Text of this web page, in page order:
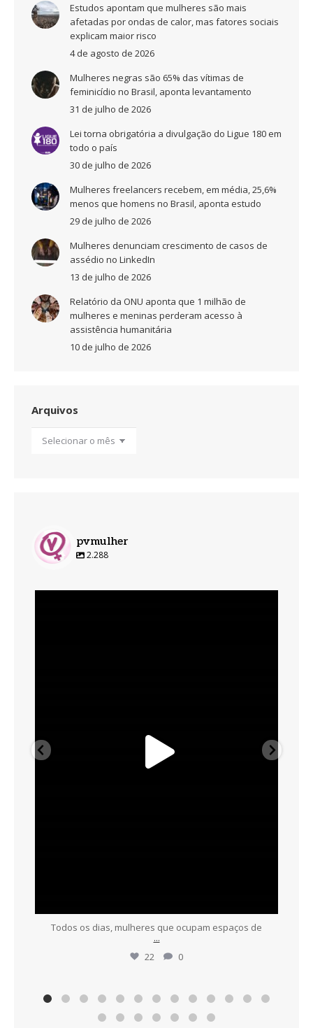
Estudos apontam que mulheres são mais
afetadas por ondas de calor, mas fatores sociais
explicam maior risco
4 de agosto de 2026
Mulheres negras são 65% das vítimas de
feminicídio no Brasil, aponta levantamento
31 de julho de 2026
Lei torna obrigatória a divulgação do Ligue 180 em
todo o país
30 de julho de 2026
Mulheres freelancers recebem, em média, 25,6%
menos que homens no Brasil, aponta estudo
29 de julho de 2026
Mulheres denunciam crescimento de casos de
assédio no LinkedIn
13 de julho de 2026
Relatório da ONU aponta que 1 milhão de
mulheres e meninas perderam acesso à
assistência humanitária
10 de julho de 2026
Arquivos
pvmulher
2.288
Todos os dias, mulheres que ocupam espaços de
...
22
0